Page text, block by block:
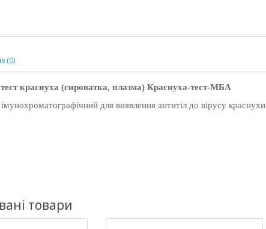
(0)
краснуха (сироватка, плазма) Краснуха-тест-МБА
для виявлення антитіл до вірусу краснухи
товари